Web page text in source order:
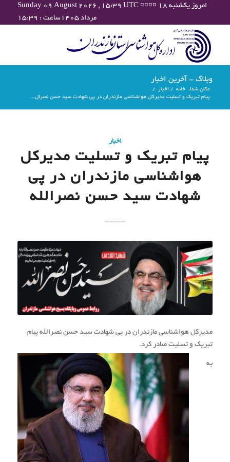
Sunday 09 August 2026 , 15:39 UTC ¤¤¤¤ امروز یکشنبه ۱۸
مرداد ۱۴۰۵ساعت : ۱۵:۳۹
وبلاگ - آخرین اخبار
مکان شما: خانه / اخبار
/
پیام‌ تبریک ‌‌و تسلیت مدیرکل هواشناسی مازندران در پی شهادت سید حسن نصرال...
اخبار
پیام‌ تبریک ‌‌و تسلیت مدیرکل
هواشناسی مازندران در پی
شهادت سید حسن نصرالله
مدیرکل هواشناسی مازندران در پی شهادت سید حسن نصرالله پیام‌
تبریک ‌‌و تسلیت صادر کرد.
به